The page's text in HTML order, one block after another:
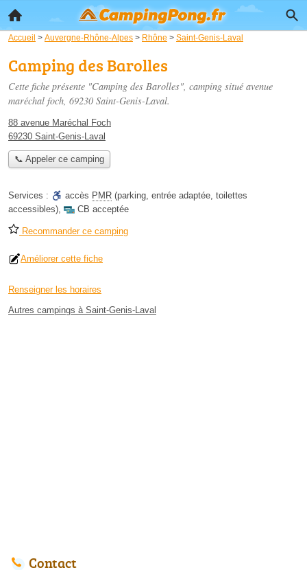
Accueil > Auvergne-Rhône-Alpes > Rhône > Saint-Genis-Laval
Camping des Barolles
Cette fiche présente "Camping des Barolles", camping situé avenue
maréchal foch, 69230 Saint-Genis-Laval.
88 avenue Maréchal Foch
69230 Saint-Genis-Laval
📞 Appeler ce camping
Services : accès PMR (parking, entrée adaptée, toilettes
accessibles), CB acceptée
Recommander ce camping
Améliorer cette fiche
Renseigner les horaires
Autres campings à Saint-Genis-Laval
Contact